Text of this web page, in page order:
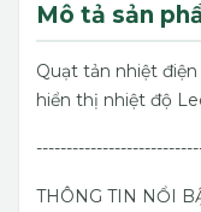
Mô tả sản
Quạt tản nhiệt
hiển thị nhiệt độ
THÔNG TIN NỔI